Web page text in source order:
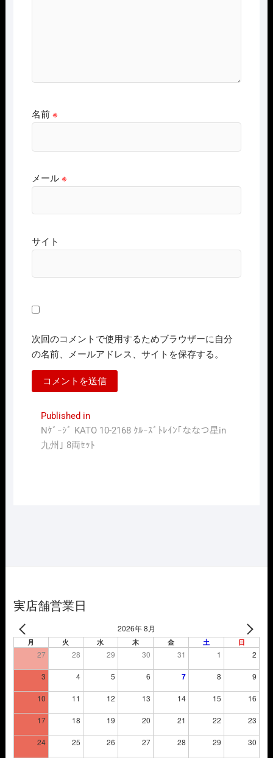
名前 ※
メール ※
サイト
次回のコメントで使用するためブラウザーに自分
の名前、メールアドレス、サイトを保存する。
投
稿
Published in
Nｹﾞｰｼﾞ KATO 10-2168 ｸﾙｰｽﾞﾄﾚｲﾝ｢ななつ星in
九州｣ 8両ｾｯﾄ
実店舗営業日
2026年 8月
月 火 水 木 金 土 日
27 28 29 30 31 1 2
3 4 5 6 7 8 9
10 11 12 13 14 15 16
17 18 19 20 21 22 23
24 25 26 27 28 29 30